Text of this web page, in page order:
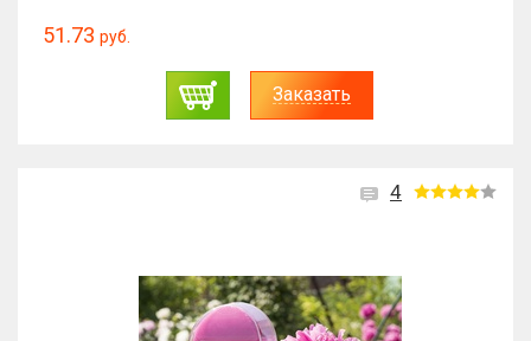
51.73 руб.
Заказать
4